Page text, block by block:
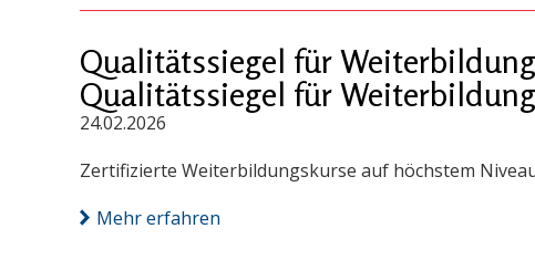
Qualitätssiegel für
Qualitätssiegel für
24.02.2026
Zertifizierte Weiterbildungskurse auf höchstem
Mehr erfahren